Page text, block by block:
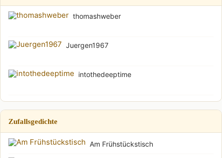
thomashweber
Juergen1967
intothedeeptime
Zufallsgedichte
Am Frühstückstisch